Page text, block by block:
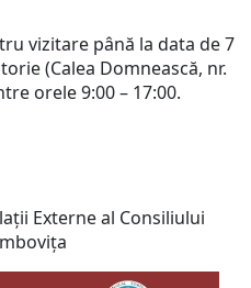
vizitare până la data de 7
(Calea Domnească, nr.
orele 9:00 – 17:00.
Externe al Consiliului